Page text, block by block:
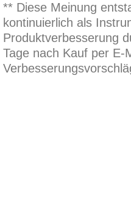
** Diese Meinung
kontinuierlich als
Produktverbesserung
Tage nach Kauf per E-